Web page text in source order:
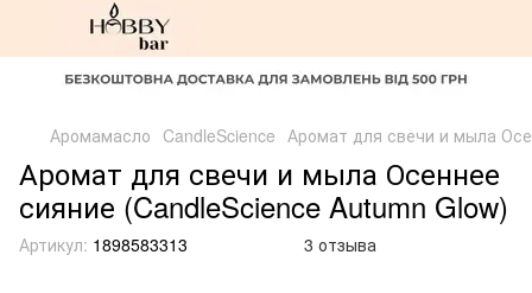
Аромамасло CandleScience Аромат для свечи и мыла
Аромат для свечи и мыла Осеннее
сияние (CandleScience Autumn Glow)
Артикул: 1898583313 3 отзыва